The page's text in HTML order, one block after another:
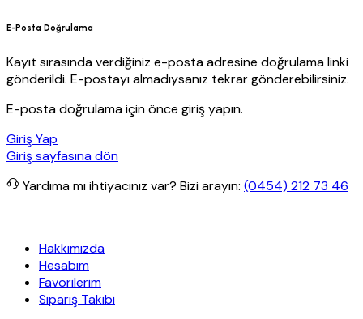
E-Posta Doğrulama
Kayıt sırasında verdiğiniz e-posta adresine doğrulama linki
gönderildi. E-postayı almadıysanız tekrar gönderebilirsiniz.
E-posta doğrulama için önce giriş yapın.
Giriş Yap
Giriş sayfasına dön
Yardıma mı ihtiyacınız var? Bizi arayın: (0454) 212 73 46
Hakkımızda
Hesabım
Favorilerim
Sipariş Takibi